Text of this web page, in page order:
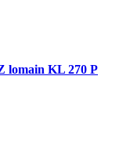
lomain KL 270 P